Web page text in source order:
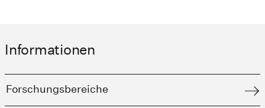
Informationen
Forschungsbereiche